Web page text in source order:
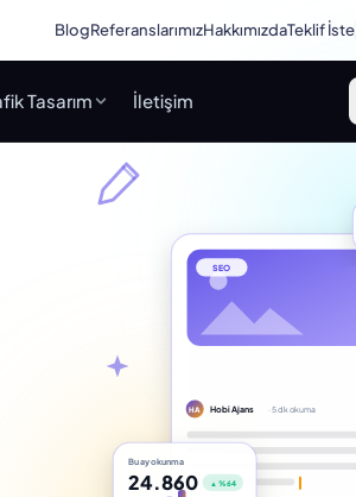
BlogReferanslarımızHakkımızdaTeklif İste
Tasarım İletişim
SEO
HA Hobi Ajans · 5 dk okuma
Bu ay okunma
24.860 ▲ %64